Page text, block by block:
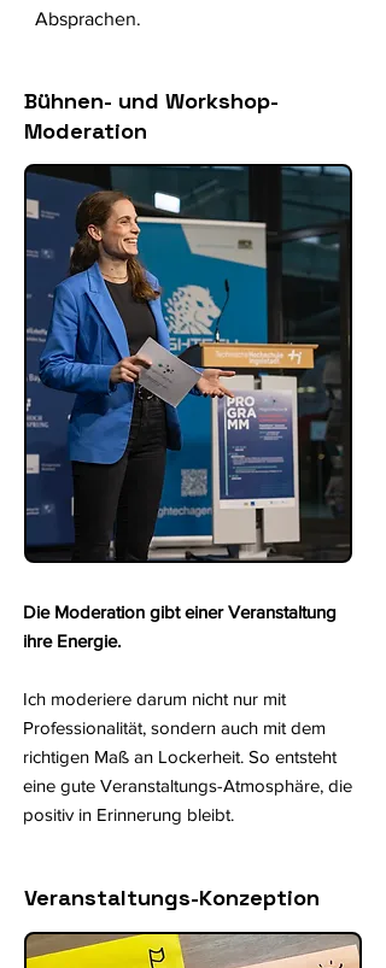
Absprachen.
Bühnen- und Workshop-
Moderation
Die Moderation gibt einer Veranstaltung
ihre Energie.
Ich moderiere darum nicht nur mit
Professionalität, sondern auch mit dem
richtigen Maß an Lockerheit. So entsteht
eine gute Veranstaltungs-Atmosphäre, die
positiv in Erinnerung bleibt.
Veranstaltungs-Konzeption